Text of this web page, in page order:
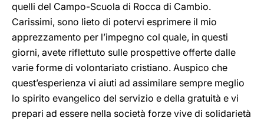
quelli del Campo-Scuola di Rocca di Cambio.
Carissimi, sono lieto di potervi esprimere il mio
apprezzamento per l’impegno col quale, in questi
giorni, avete riflettuto sulle prospettive offerte dalle
varie forme di volontariato cristiano. Auspico che
quest’esperienza vi aiuti ad assimilare sempre meglio
lo spirito evangelico del servizio e della gratuità e vi
prepari ad essere nella società forze vive di solidarietà